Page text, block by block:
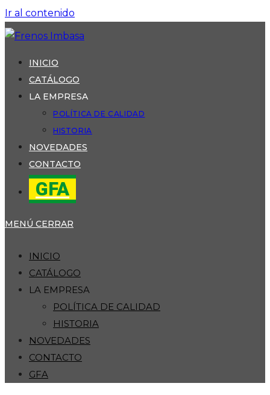
Ir al contenido
INICIO
CATÁLOGO
LA EMPRESA
POLÍTICA DE CALIDAD
HISTORIA
NOVEDADES
CONTACTO
GFA
MENÚ CERRAR
INICIO
CATÁLOGO
LA EMPRESA
POLÍTICA DE CALIDAD
HISTORIA
NOVEDADES
CONTACTO
GFA